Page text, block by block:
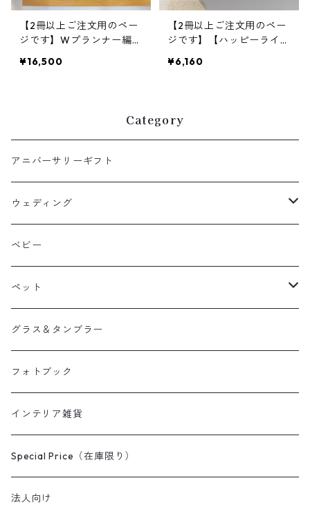
【2冊以上ご注文用のペー
ジです】Wプランナー編集
トブック・48ページ】思
¥16,500
【2冊以上ご注文用のペー
ジです】【ハッピーライフ
思い出の写真集アルバム3
¥6,160
Category
アニバーサリーギフト
ウェディング
ウェルカムボード
引き出物
両親贈呈品
ベビー
ペット
へそ天商会
グラス＆タンブラー
フォトブック
インテリア雑貨
Special Price（在庫限り）
法人向け